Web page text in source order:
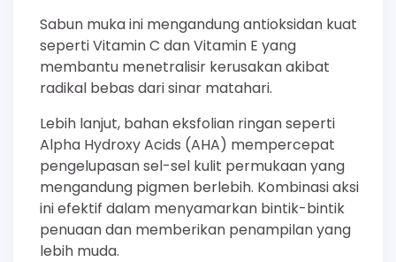
Sabun muka ini mengandung antioksidan kuat
seperti Vitamin C dan Vitamin E yang
membantu menetralisir kerusakan akibat
radikal bebas dari sinar matahari.
Lebih lanjut, bahan eksfolian ringan seperti
Alpha Hydroxy Acids (AHA) mempercepat
pengelupasan sel-sel kulit permukaan yang
mengandung pigmen berlebih. Kombinasi aksi
ini efektif dalam menyamarkan bintik-bintik
penuaan dan memberikan penampilan yang
lebih muda.